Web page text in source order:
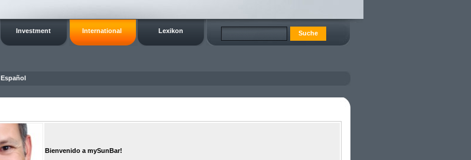
Investment International Lexikon
Español
Bienvenido a mySunBar!